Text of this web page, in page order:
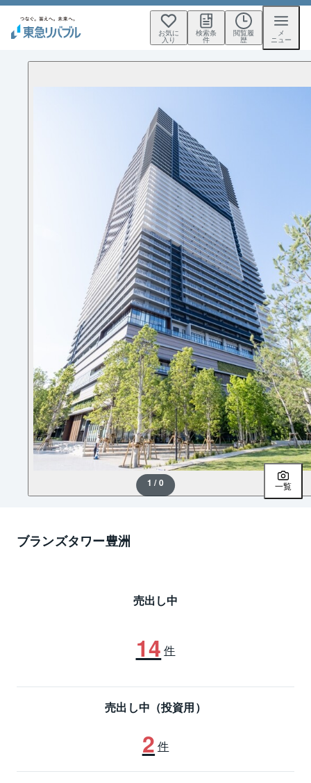
お気に
入り
検索条
件
閲覧履
歴
メ
ニュー
1 / 0 一覧
ブランズタワー豊洲
売出し中
14 件
売出し中（投資用）
2 件